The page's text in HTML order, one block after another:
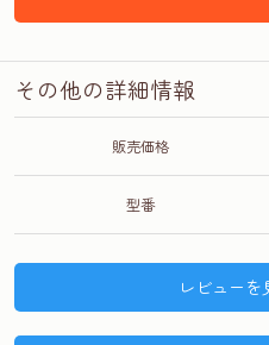
その他の詳細情報
販売価格
型番
レビューを